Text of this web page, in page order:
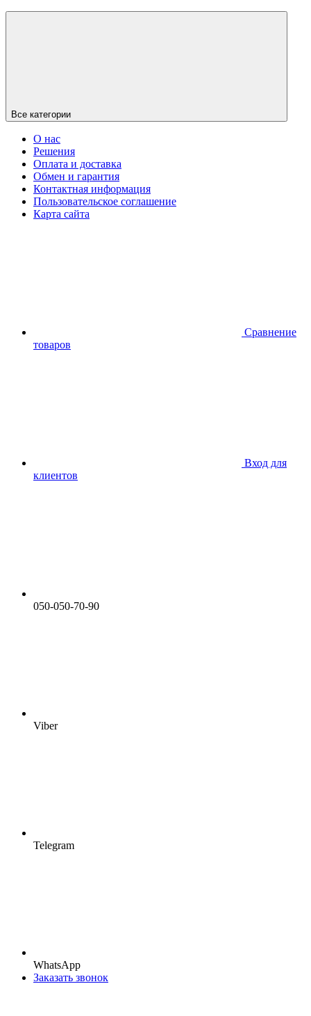
Все категории
О нас
Решения
Оплата и доставка
Обмен и гарантия
Контактная информация
Пользовательское соглашение
Карта сайта
Сравнение
товаров
Вход для
клиентов
050-050-70-90
Viber
Telegram
WhatsApp
Заказать звонок